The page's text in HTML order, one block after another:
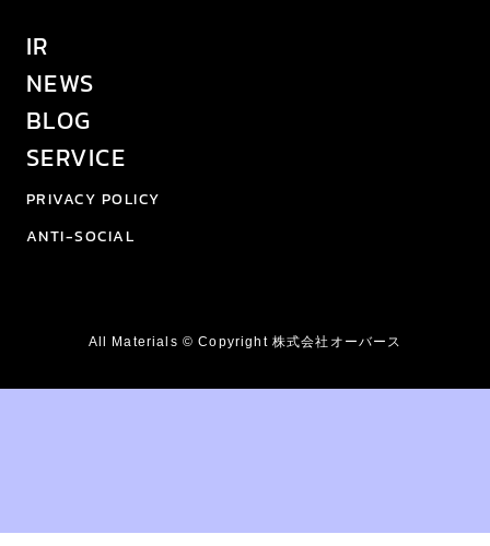
IR
NEWS
BLOG
SERVICE
PRIVACY POLICY
ANTI-SOCIAL
All Materials © Copyright 株式会社オーバース